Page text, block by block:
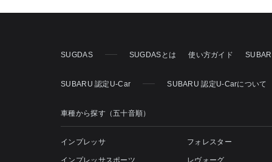
SUGDAS SUGDASとは 使い方ガイド
SUBARU 認定U-Car SUBARU 認定U-Carについて
車種から探す（五十音順）
インプレッサ
インプレッサスポーツ
フォレスター
レヴォーグ